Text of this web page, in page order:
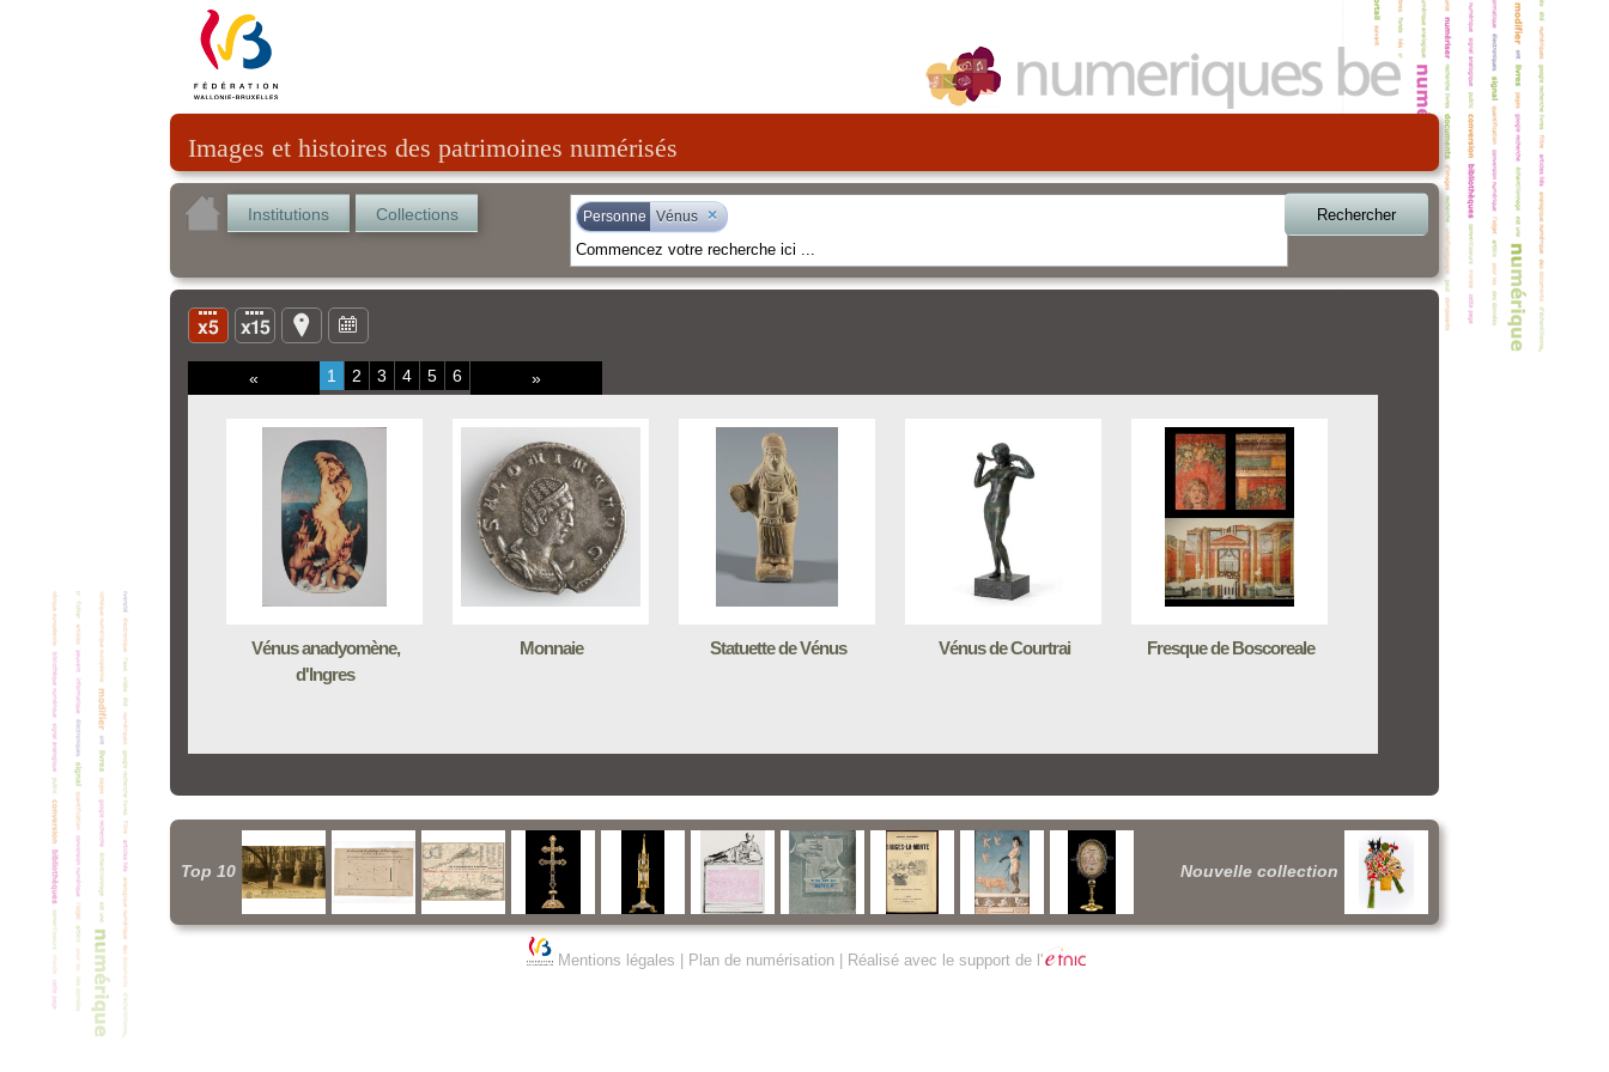
Images et histoires des patrimoines numérisés
Institutions Collections Personne Vénus × Rechercher
« 1 2 3 4 5 6 »
Vénus anadyomène,
d'Ingres
Monnaie Statuette de Vénus Vénus de Courtrai Fresque de Boscoreale
Top 10 Nouvelle collection
Mentions légales Plan de numérisation| Réalisé avec le support de l'